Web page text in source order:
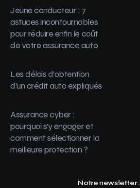
Jeune conducteur : 7
astuces incontournables
pour réduire enfin le coût
de votre assurance auto
Les délais d’obtention
d’un crédit auto expliqués
Assurance cyber :
pourquoi s’y engager et
comment sélectionner la
meilleure protection ?
Notre newsletter :